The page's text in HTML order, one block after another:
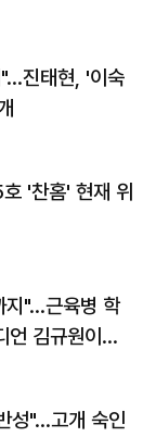
진태현, '이숙
'찬홈' 현재 위
지"…근육병 학
언 김규원이었
성"…고개 숙인